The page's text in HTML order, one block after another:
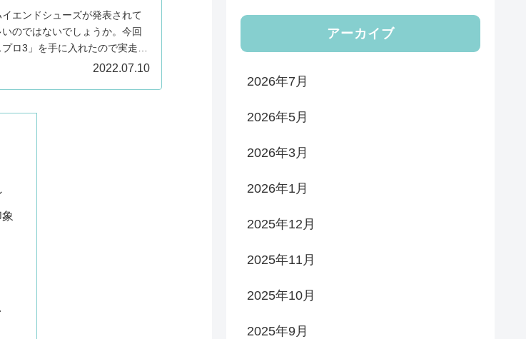
エンドシューズが発表されて
のではないでしょうか。今回
ロ3」を手に入れたので実走し
2022.07.10
アーカイブ
2026年7月
2026年5月
2026年3月
2026年1月
2025年12月
2025年11月
2025年10月
2025年9月